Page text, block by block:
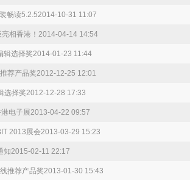
畅读5.2.52014-10-31 11:07
相香港！ 2014-04-14 14:54
辑选择奖2014-01-23 11:44
荐产品奖2012-12-25 12:01
选择奖2012-12-28 17:33
电子展2013-04-22 09:57
2013展会2013-03-29 15:23
知2015-02-11 22:17
推荐产品奖2013-01-30 15:43